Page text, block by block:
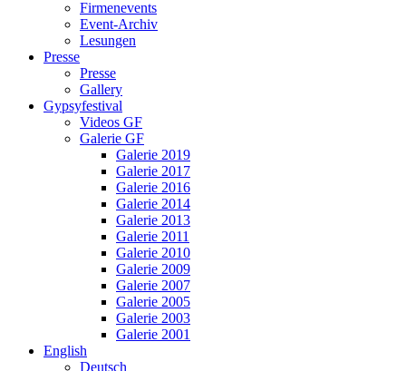
Firmenevents
Event-Archiv
Lesungen
Presse
Presse
Gallery
Gypsyfestival
Videos GF
Galerie GF
Galerie 2019
Galerie 2017
Galerie 2016
Galerie 2014
Galerie 2013
Galerie 2011
Galerie 2010
Galerie 2009
Galerie 2007
Galerie 2005
Galerie 2003
Galerie 2001
English
Deutsch